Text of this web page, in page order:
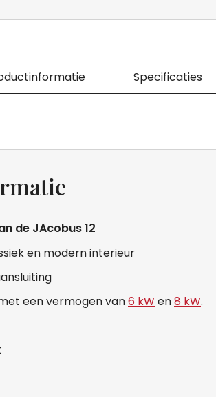
Specificaties
de JAcobus 12
en modern interieur
een vermogen van6 kW en8 kW.